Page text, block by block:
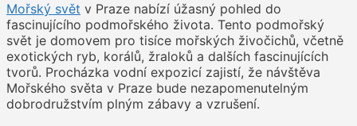
Mořský svět v Praze nabízí úžasný pohled do
fascinujícího podmořského života. Tento podmořský
svět je domovem pro tisíce mořských živočichů, včetně
exotických ryb, korálů, žraloků a dalších fascinujících
tvorů. Procházka vodní expozicí zajistí, že návštěva
Mořského světa v Praze bude nezapomenutelným
dobrodružstvím plným zábavy a vzrušení.